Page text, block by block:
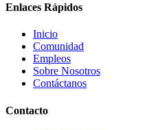
Enlaces Rápidos
Inicio
Comunidad
Empleos
Sobre Nosotros
Contáctanos
Contacto